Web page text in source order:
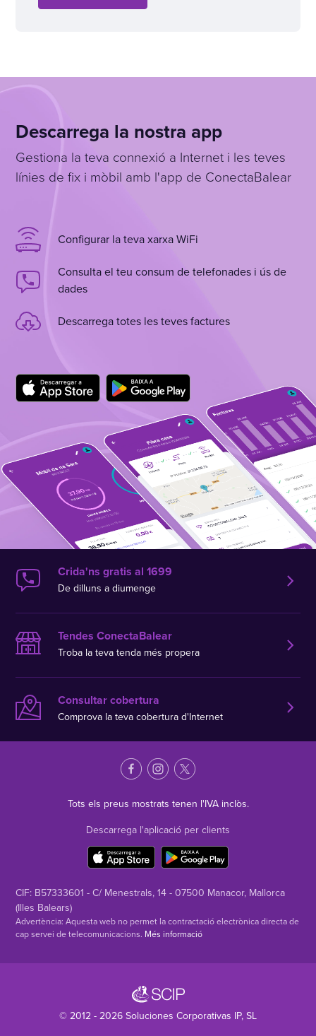
Descarrega la nostra app
Gestiona la teva connexió a Internet i les teves
línies de fix i mòbil amb l'app de ConectaBalear
Configurar la teva xarxa WiFi
Consulta el teu consum de telefonades i ús de
dades
Descarrega totes les teves factures
Crida'ns gratis al 1699
De dilluns a diumenge
Tendes ConectaBalear
Troba la teva tenda més propera
Consultar cobertura
Comprova la teva cobertura d'Internet
Tots els preus mostrats tenen l'IVA inclòs.
Descarrega l'aplicació per clients
CIF: B57333601 - C/ Menestrals, 14 - 07500 Manacor, Mallorca
(Illes Balears)
Advertència: Aquesta web no permet la contractació electrònica directa de
cap servei de telecomunicacions. Més informació
© 2012 - 2026 Soluciones Corporativas IP, SL